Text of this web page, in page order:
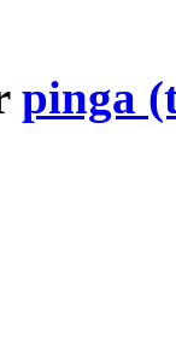
pinga